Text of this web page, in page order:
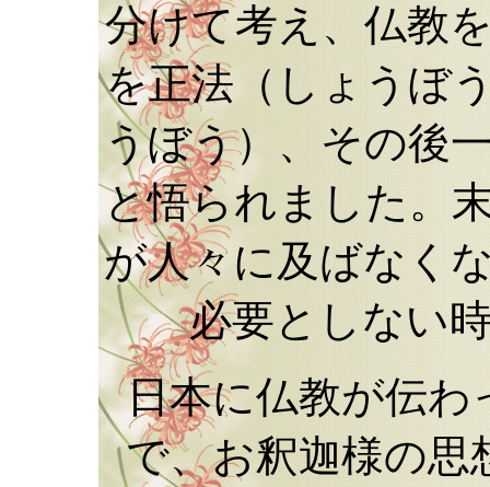
分けて考え、仏教
を正法（しょうぼ
うぼう）、その後
と悟られました。
が人々に及ばなく
必要としない
日本に仏教が伝わ
で、お釈迦様の思